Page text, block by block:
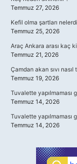
Temmuz 27, 2026
Kefil olma şartları
Temmuz 25, 2026
Araç Ankara arası kaç
Temmuz 21, 2026
Çamdan akan sıvı
Temmuz 19, 2026
Tuvalette yapılmaması
Temmuz 14, 2026
Tuvalette yapılmaması
Temmuz 14, 2026